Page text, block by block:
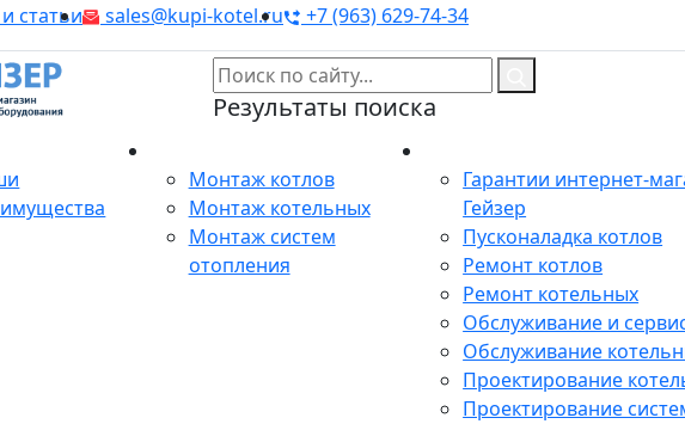
статьи sales@kupi-kotel.ru +7 (963) 629-74-34
Результаты поиска
Монтаж котлов
Монтаж котельных
Монтаж систем
отопления
Гарантии интернет-
Гейзер
Пусконаладка котлов
Ремонт котлов
Ремонт котельных
Обслуживание и
Обслуживание
Проектирование
Проектирование